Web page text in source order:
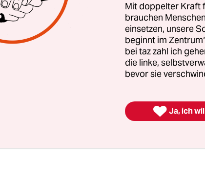
Nur halt ohne Chaos.
Man mag die Berliner Wahlen deswegen
Vorläufigkeit allen Tuns sehen.
in Demut. Mit dem Fingerzeig, dass einem
sowieso nur auf dem Sterbebett serviert wird
Mit doppelter Kraft
brauchen
einsetzen, unsere
beginnt im
bei taz zahl ich
die linke,
bevor sie
 Ja, ich